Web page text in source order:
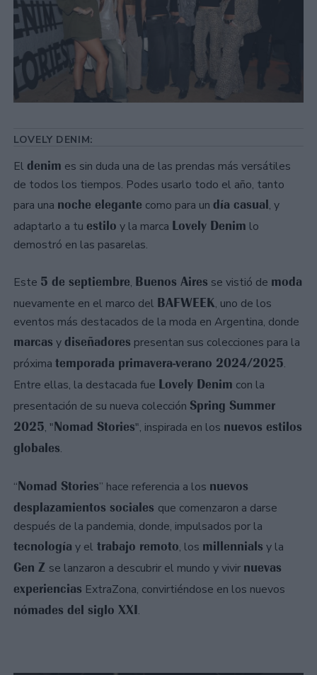
LOVELY DENIM:
El denim es sin duda una de las prendas más versátiles
de todos los tiempos. Podes usarlo todo el año, tanto
para una noche elegante como para un día casual, y
adaptarlo a tu estilo y la marca Lovely Denim lo
demostró en las pasarelas.
Este 5 de septiembre, Buenos Aires se vistió de moda
nuevamente en el marco del BAFWEEK, uno de los
eventos más destacados de la moda en Argentina, donde
marcas ydiseñadores presentan sus colecciones para la
próxima temporada primavera-verano 2024/2025.
Entre ellas, la destacada fue Lovely Denim con la
presentación de su nueva colección Spring Summer
2025, "Nomad Stories", inspirada en los nuevos estilos
globales.
“Nomad Stories” hace referencia a los nuevos
desplazamientos sociales que comenzaron a darse
después de la pandemia, donde, impulsados por la
tecnología y el trabajo remoto, los millennials y la
Gen Z se lanzaron a descubrir el mundo y vivir nuevas
experiencias ExtraZona, convirtiéndose en los nuevos
nómades del siglo XXI.